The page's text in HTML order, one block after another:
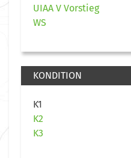
UIAA V Vorstieg
WS
KONDITION
K1
K2
K3